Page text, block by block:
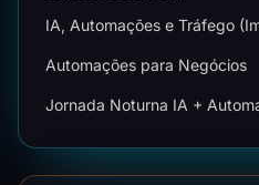
IA, Automações e Tráfego
Automações para Negócios
Jornada Noturna IA +